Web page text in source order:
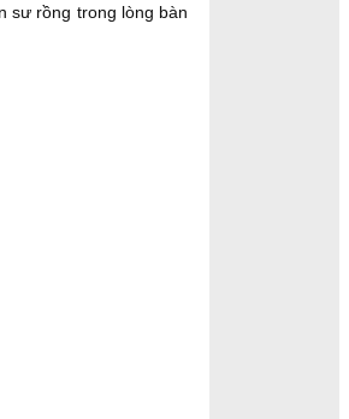
sư rồng trong lòng bàn